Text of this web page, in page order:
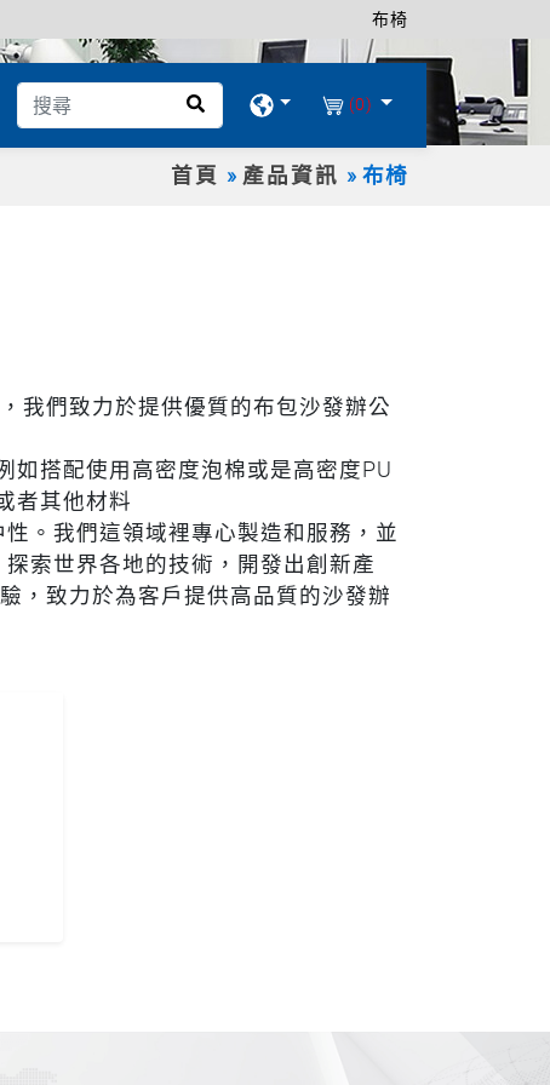
布椅
(0)
首頁 產品資訊 布椅
我們致力於提供優質的布包沙發辦公
如搭配使用高密度泡棉或是高密度PU
者其他材料
。我們這領域裡專心製造和服務，並
索世界各地的技術，開發出創新產
，致力於為客戶提供高品質的沙發辦